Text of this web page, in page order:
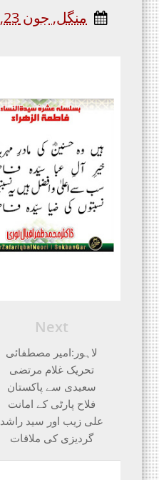
منگل, جون 23, 2020
Next
لاہور:امیر مصطفائی
تحریک غلام مرتضی
سعیدی سے پاکستان
فلاح پارٹی کے امانت
علی زیب اور سید راشد
گردیزی کی ملاقات